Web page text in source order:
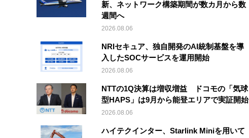
新、ネットワーク構築期間が数カ月から数
週間へ
2026.08.06
NRIセキュア、独自開発のAI統制基盤を導
入したSOCサービスを運用開始
2026.08.06
NTTの1Q決算は増収増益 ドコモの「気球
型HAPS」は9月から能登エリアで実証開始
2026.08.06
ハイテクインター、Starlink Miniを用いて